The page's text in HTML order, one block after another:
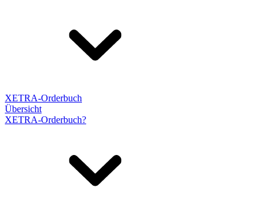
XETRA-Orderbuch
Übersicht
XETRA-Orderbuch?